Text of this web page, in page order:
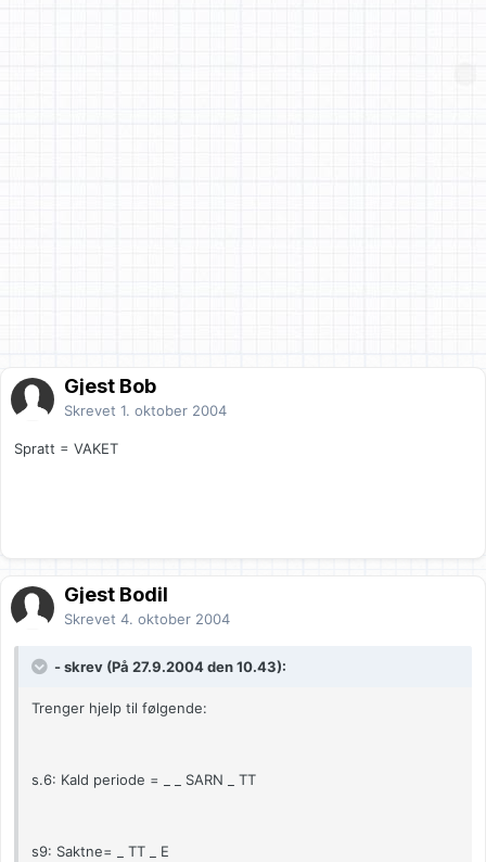
Gjest Bob
Skrevet 1. oktober 2004
Spratt = VAKET
Gjest Bodil
Skrevet 4. oktober 2004
- skrev (På 27.9.2004 den 10.43):
Trenger hjelp til følgende:
s.6: Kald periode = _ _ SARN _ TT
s9: Saktne= _ TT _ E